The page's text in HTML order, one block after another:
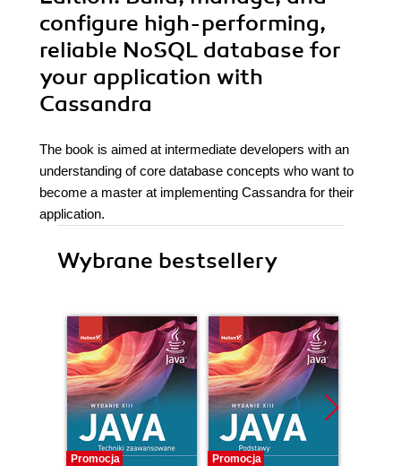
configure high-performing,
reliable NoSQL database for
your application with
Cassandra
The book is aimed at intermediate developers with an
understanding of core database concepts who want to
become a master at implementing Cassandra for their
application.
Wybrane bestsellery
Promocja Promocja